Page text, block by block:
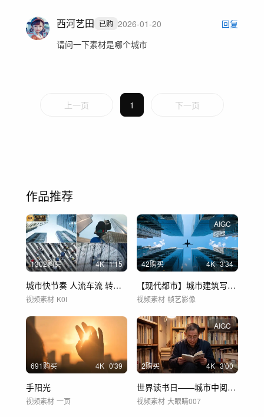
西河艺田 已购 2026-01-20
回复
请问一下素材是哪个城市
上一页 1 下一页
作品推荐
1302购买 4K 1'15
城市快节奏 人流车流 转场快切宣传片片头
视频素材 K0I
AIGC
42购买 4K 3'34
【现代都市】城市建筑写字楼大厦玻璃幕墙
视频素材 帧艺影像
691购买 4K 0'39
手阳光
视频素材 一页
AIGC
2购买 4K 3'00
世界读书日——城市中阅读的人们
视频素材 大眼睛007